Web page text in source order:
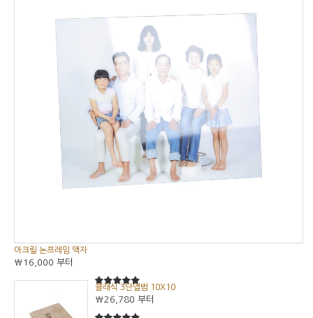
아크릴 논프레임 액자
55중에서
₩16,000 부터
클래식 3단앨범 10X10
₩26,780 부터